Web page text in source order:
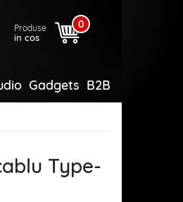
Produse
in cos
0
Gadgets B2B
Type-